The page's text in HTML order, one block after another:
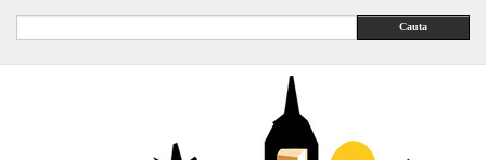
Cauta